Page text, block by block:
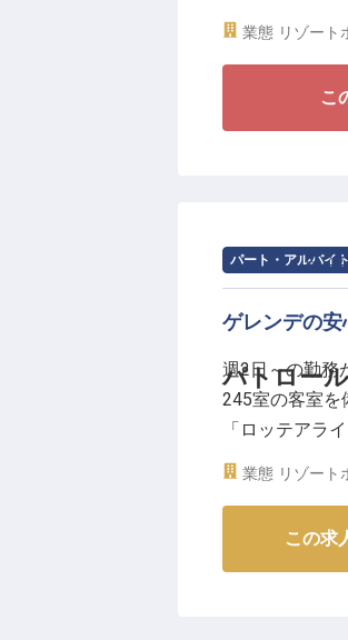
ートです。ア
私たちの役割
の体力や不安
人柄重視の採
あります。多
高い安全意識
業態 リゾート
こ
パート・アルバイト
パトロー
求人情報：ロッ
ゲレンデの
週2日～の勤務
245室の客室を
「ロッテアラ
トロールスタ
業態 リゾート
この求